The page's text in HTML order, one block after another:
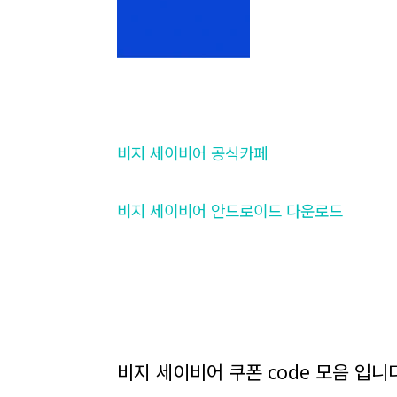
비지 세이비어 공식카페
비지 세이비어 안드로이드 다운로드
비지 세이비어 쿠폰 code 모음 입니